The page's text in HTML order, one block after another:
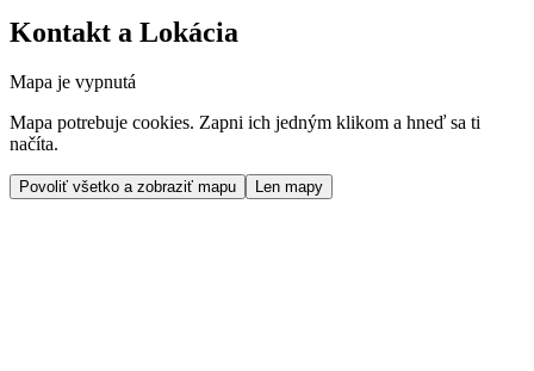
Kontakt a Lokácia
Mapa je vypnutá
Mapa potrebuje cookies. Zapni ich jedným klikom a hneď sa ti
načíta.
Povoliť všetko a zobraziť mapu Len mapy